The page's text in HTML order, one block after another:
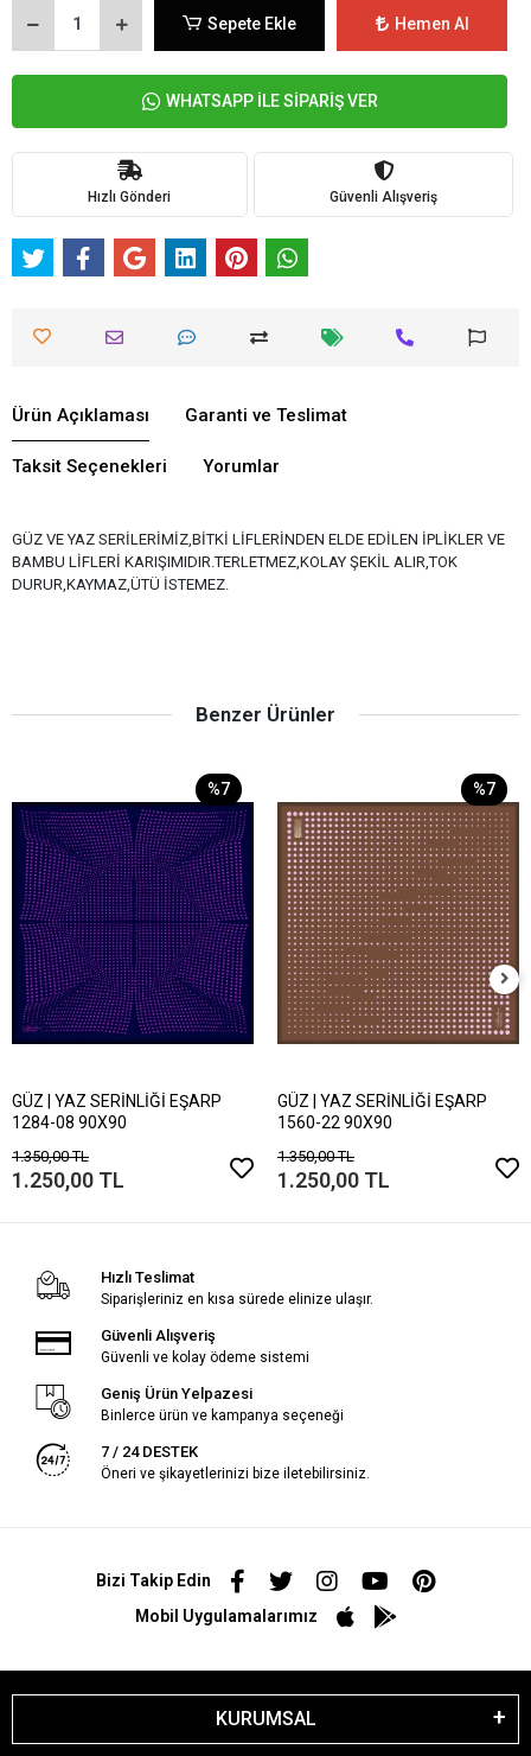
Sepete Ekle Hemen Al
WHATSAPP İLE SİPARİŞ VER
Hızlı Gönderi Güvenli Alışveriş
Ürün Açıklaması Garanti ve Teslimat
Taksit Seçenekleri Yorumlar
GÜZ VE YAZ SERİLERİMİZ,BİTKİ LİFLERİNDEN ELDE EDİLEN İPLİKLER VE
BAMBU LİFLERİ KARIŞIMIDIR.TERLETMEZ,KOLAY ŞEKİL ALIR,TOK
DURUR,KAYMAZ,ÜTÜ İSTEMEZ.
Benzer Ürünler
%7
GÜZ | YAZ SERİNLİĞİ EŞARP
1284-08 90X90
1.350,00 TL
1.250,00 TL
%7
GÜZ | YAZ SERİNLİĞİ EŞARP
1560-22 90X90
1.350,00 TL
1.250,00 TL
Hızlı Teslimat
Siparişleriniz en kısa sürede elinize ulaşır.
Güvenli Alışveriş
Güvenli ve kolay ödeme sistemi
Geniş Ürün Yelpazesi
Binlerce ürün ve kampanya seçeneği
7 / 24 DESTEK
Öneri ve şikayetlerinizi bize iletebilirsiniz.
Bizi Takip Edin
Mobil Uygulamalarımız
KURUMSAL